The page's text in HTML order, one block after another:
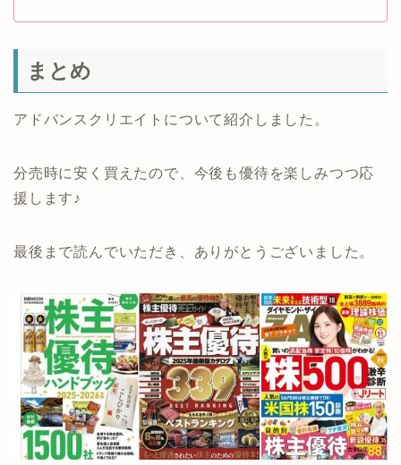
まとめ
アドバンスクリエイトについて紹介しました。
分売時に安く買えたので、今後も優待を楽しみつつ応
援します♪
最後まで読んでいただき、ありがとうございました。